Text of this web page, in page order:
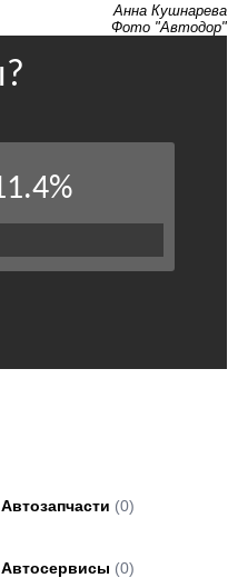
Анна Кушнарева
Фото "Автодор"
Автозапчасти (0)
Автосервисы (0)